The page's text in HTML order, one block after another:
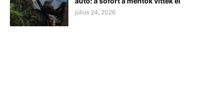
július 24, 2026